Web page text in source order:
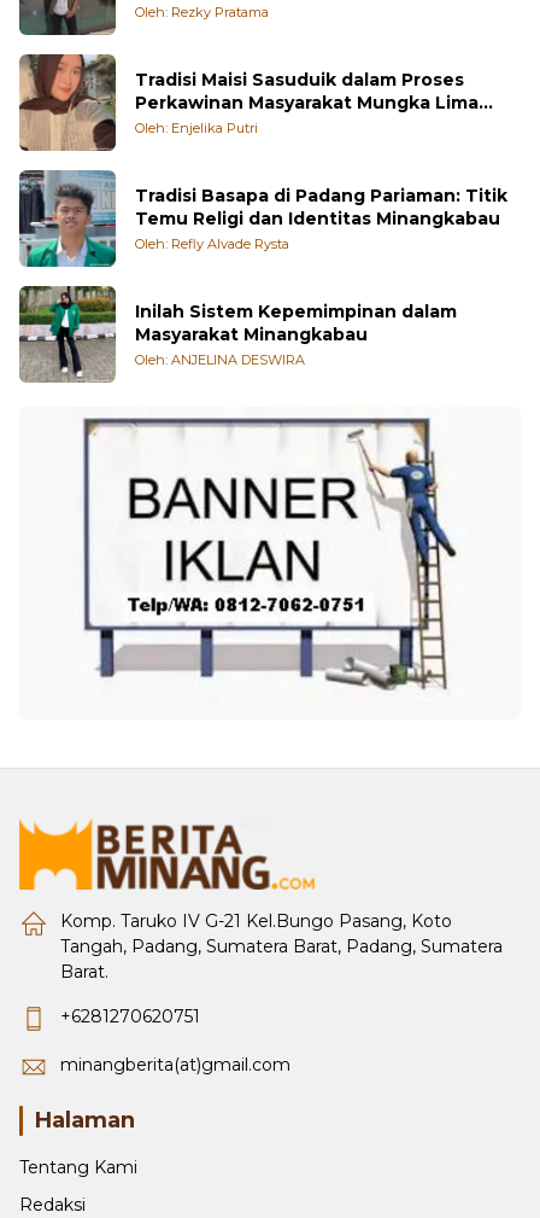
Oleh: Rezky Pratama
Tradisi Maisi Sasuduik dalam Proses
Perkawinan Masyarakat Mungka Lima
Puluh Kota
Oleh: Enjelika Putri
Tradisi Basapa di Padang Pariaman: Titik
Temu Religi dan Identitas Minangkabau
Oleh: Refly Alvade Rysta
Inilah Sistem Kepemimpinan dalam
Masyarakat Minangkabau
Oleh: ANJELINA DESWIRA
Komp. Taruko IV G-21 Kel.Bungo Pasang, Koto
Tangah, Padang, Sumatera Barat, Padang, Sumatera
Barat.
+6281270620751
minangberita(at)gmail.com
Halaman
Tentang Kami
Redaksi